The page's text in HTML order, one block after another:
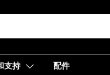
支持 配件